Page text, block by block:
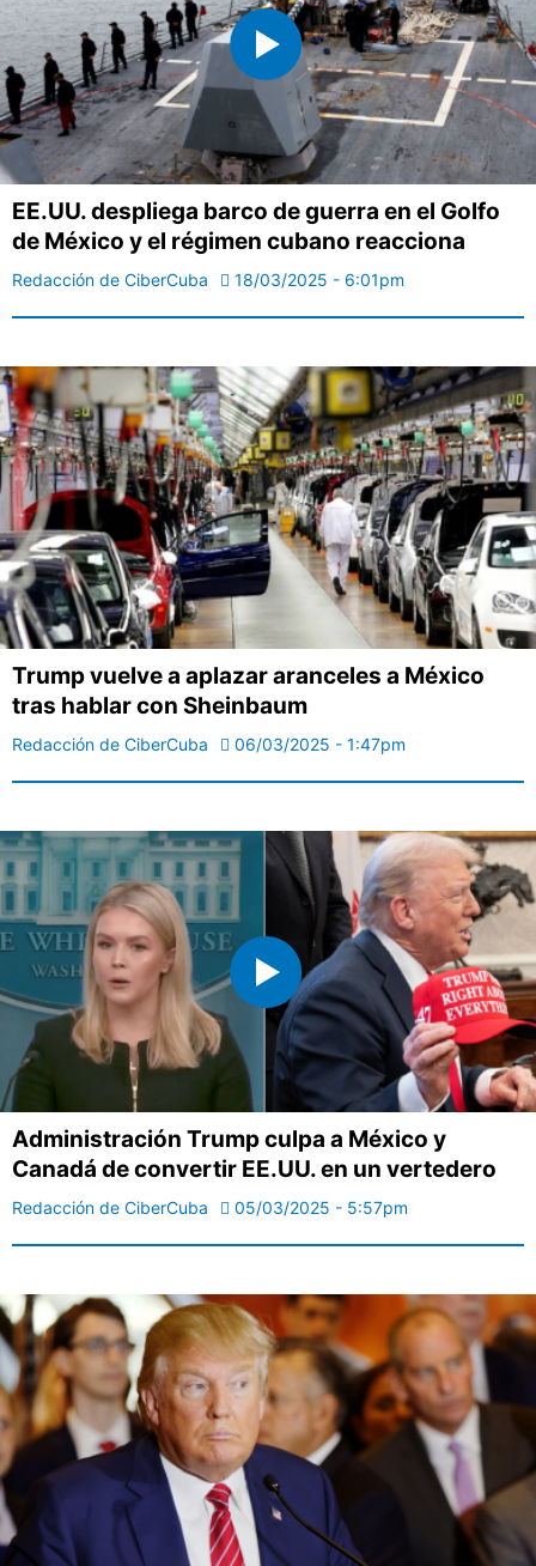
EE.UU. despliega barco de guerra en el Golfo
de México y el régimen cubano reacciona
Redacción de CiberCuba 18/03/2025 - 6:01pm
Trump vuelve a aplazar aranceles a México
tras hablar con Sheinbaum
Redacción de CiberCuba 06/03/2025 - 1:47pm
Administración Trump culpa a México y
Canadá de convertir EE.UU. en un vertedero
Redacción de CiberCuba 05/03/2025 - 5:57pm